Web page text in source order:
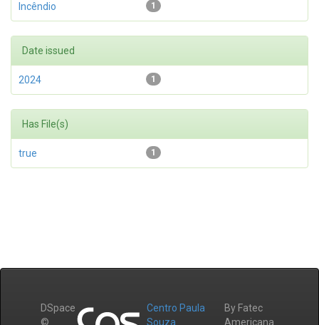
1
Incêndio
Date issued
1
2024
Has File(s)
1
true
DSpace
©
Centro Paula
Souza
By Fatec
Americana